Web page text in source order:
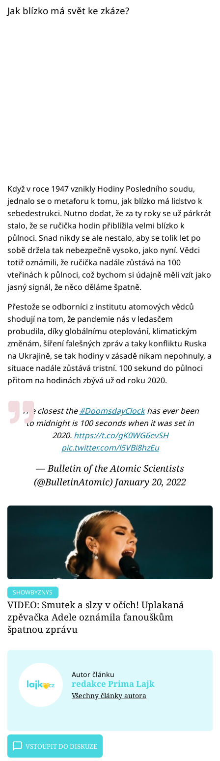
Jak blízko má svět ke zkáze?
Když v roce 1947 vznikly Hodiny Posledního soudu,
jednalo se o metaforu k tomu, jak blízko má lidstvo k
sebedestrukci. Nutno dodat, že za ty roky se už párkrát
stalo, že se ručička hodin přiblížila velmi blízko k
půlnoci. Snad nikdy se ale nestalo, aby se tolik let po
sobě držela tak nebezpečně vysoko, jako nyní. Vědci
totiž oznámili, že ručička nadále zůstává na 100
vteřinách k půlnoci, což bychom si údajně měli vzít jako
jasný signál, že něco děláme špatně.
Přestože se odborníci z institutu atomových vědců
shodují na tom, že pandemie nás v ledasčem
probudila, díky globálnímu oteplování, klimatickým
změnám, šíření falešných zpráv a taky konfliktu Ruska
na Ukrajině, se tak hodiny v zásadě nikam nepohnuly, a
situace nadále zůstává tristní. 100 sekund do půlnoci
přitom na hodinách zbývá už od roku 2020.
The closest the#DoomsdayClockhas ever been
to midnight is 100 seconds when it was set in
2020. https://t.co/gK0WG6evSH
pic.twitter.com/l5VBi8hzEu
— Bulletin of the Atomic Scientists
(@BulletinAtomic) January 20, 2022
SHOWBYZNYS
VIDEO: Smutek a slzy v očích! Uplakaná
zpěvačka Adele oznámila fanouškům
špatnou zprávu
Autor článku
redakce Prima Lajk
Všechny články autora
VSTOUPIT DO DISKUZE